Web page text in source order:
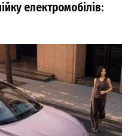
електромобілів: